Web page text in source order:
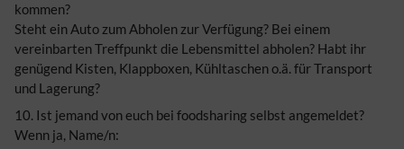
kommen?
Steht ein Auto zum Abholen zur Verfügung? Bei einem
vereinbarten Treffpunkt die Lebensmittel abholen? Habt ihr
genügend Kisten, Klappboxen, Kühltaschen o.ä. für Transport
und Lagerung?
10. Ist jemand von euch bei foodsharing selbst angemeldet?
Wenn ja, Name/n: